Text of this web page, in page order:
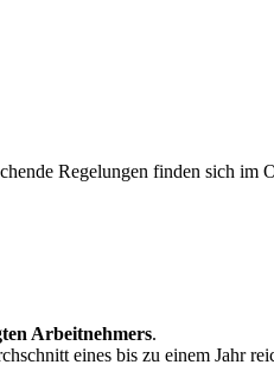
Regelungen finden sich im
Arbeitnehmers.
eines bis zu einem Jahr